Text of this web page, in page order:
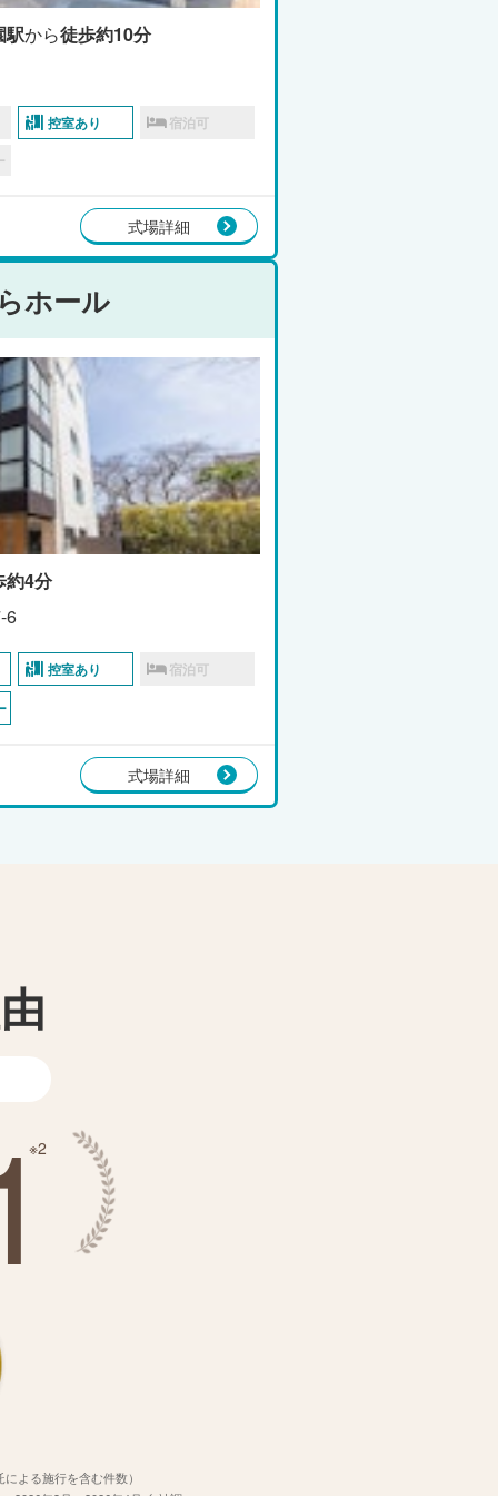
駅から徒歩約10分
控室あり
宿泊可
式場詳細
ホール
約4分
6
控室あり
宿泊可
式場詳細
※2
よる施行を含む件数）